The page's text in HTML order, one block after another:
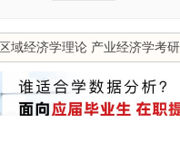
区域经济学理论 产业经济学考研